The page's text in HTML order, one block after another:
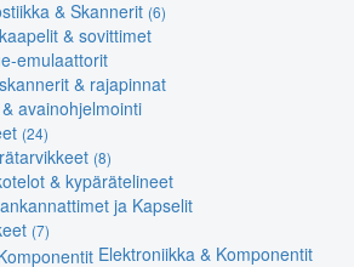
& Skannerit (6)
& sovittimet
emulaattorit
& rajapinnat
avainohjelmointi
(24)
(8)
& kypärätelineet
ja Kapselit
(7)
Elektroniikka & Komponentit